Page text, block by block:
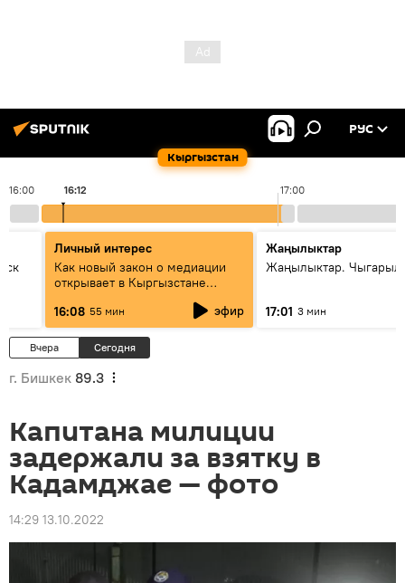
Кыргызстан
РУС
16:00 17:00
16:12
Личный интерес
Как новый закон о медиации
открывает в Кыргызстане
16:08 55 мин эфир
Жаңылыктар
Жаңылыктар.
17:01 3 мин
Вчера Сегодня
г. Бишкек 89.3
Капитана милиции
задержали за взятку в
Кадамджае — фото
14:29 13.10.2022